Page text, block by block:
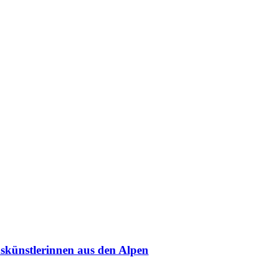
aus den Alpen